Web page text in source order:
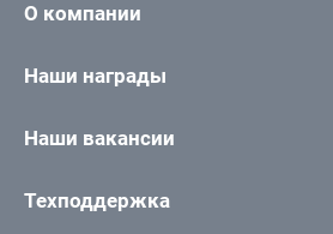
О компании
Наши награды
Наши вакансии
Техподдержка